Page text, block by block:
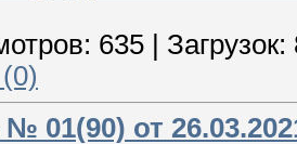
635 Загрузок:
01(90) от